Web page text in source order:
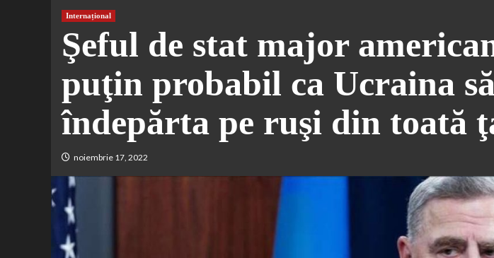
Internațional
Şeful de stat major
puţin probabil ca Ucraina
îndepărta pe ruşi din toată
noiembrie 17, 2022